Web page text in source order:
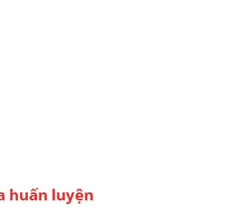
huấn luyện